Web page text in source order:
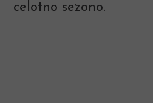
celotno sezono.